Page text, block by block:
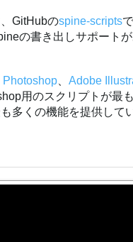
GitHubのspine-scripts
の書き出しサポート
Photoshop 、Adobe
用のスクリプトが最
多くの機能を提供して